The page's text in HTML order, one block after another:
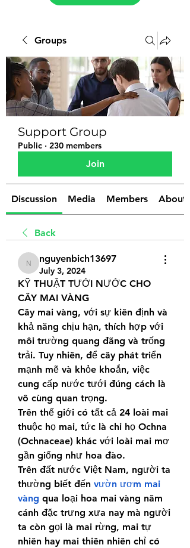
Groups
Support Group
Public · 230 members
Join
Discussion Media Members About
Back
nguyenbich13697
nguyenbich13697
July 3, 2024
KỸ THUẬT TƯỚI NƯỚC CHO
CÂY MAI VÀNG
Cây mai vàng, với sự kiên định và
khả năng chịu hạn, thích hợp với
môi trường quang đãng và trống
trải. Tuy nhiên, để cây phát triển
mạnh mẽ và khỏe khoắn, việc
cung cấp nước tưới đúng cách là
vô cùng quan trọng.
Trên thế giới có tất cả 24 loài mai
thuộc họ mai, tức là chi họ Ochna
(Ochnaceae) khác với loài mai mơ
gần giống như hoa đào.
Trên đất nước Việt Nam, người ta
thường biết đến vườn ươm mai
vàng qua loại hoa mai vàng năm
cánh đặc trưng xưa nay mà người
ta còn gọi là mai rừng, mai tự
nhiên hay mai thiên nhiên chỉ có